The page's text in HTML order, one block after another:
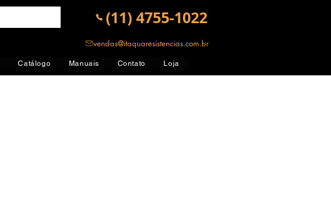
(11) 4755-1022
vendas@itaquaresistencias.com.br
Catálogo Manuais Contato Loja